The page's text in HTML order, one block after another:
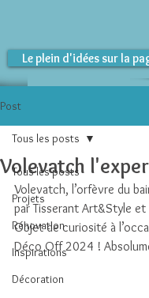
Le plein d'idées sur la
Post
Tous les posts
Projets
Rénovation
Inspirations
Décoration
Tous les posts
Volevatch
Volevatch, l’orfèvre du
par Tisserant Art&Style et
Objet de curiosité à
Déco Off 2024 !